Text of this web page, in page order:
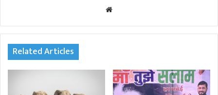
te
Related Articles